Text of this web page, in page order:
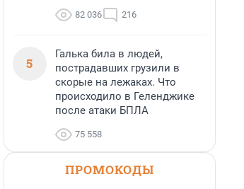
82 036 216
5
Галька била в людей,
пострадавших грузили в
скорые на лежаках. Что
происходило в Геленджике
после атаки БПЛА
75 558
ПРОМОКОДЫ